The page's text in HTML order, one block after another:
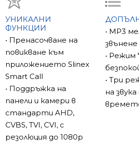
УНИКАЛНИ
ФУНКЦИИ
• Пренасочване на
повикване към
приложението Slinex
Smart Call
• Поддръжка на
панели и камери в
стандарти AHD,
CVBS, TVI, CVI, с
резолюция до 1080p
• MP3
звънене
• Режим
• Три
на